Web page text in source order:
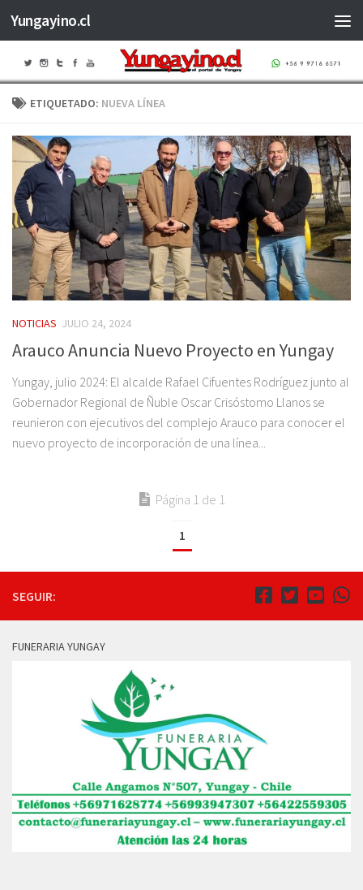
Saltar al contenido
Yungayino.cl
ETIQUETADO: NUEVA LÍNEA
NOTICIAS JULIO 24, 2024
Arauco Anuncia Nuevo Proyecto en Yungay
Yungay, julio 2024: El alcalde Rafael Cifuentes Rodríguez junto al
Gobernador Regional de Ñuble Oscar Crisóstomo Llanos se
reunieron con ejecutivos del complejo Arauco para conocer el
nuevo proyecto de incorporación de una línea...
Página 1 de 1
1
SEGUIR:
FUNERARIA YUNGAY